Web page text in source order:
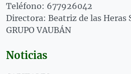
Teléfono: 677926042
Directora: Beatriz de las Heras
GRUPO VAUBÁN
Noticias